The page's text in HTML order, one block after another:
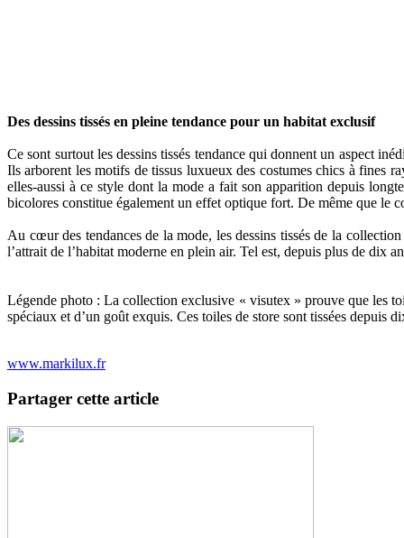
Des dessins tissés en pleine tendance pour un habitat exclusif
Ce sont surtout les dessins tissés tendance qui donnent un aspect
Ils arborent les motifs de tissus luxueux des costumes chics à fines
elles-aussi à ce style dont la mode a fait son apparition depuis
bicolores constitue également un effet optique fort. De même que le
Au cœur des tendances de la mode, les dessins tissés de la
l’attrait de l’habitat moderne en plein air. Tel est, depuis plus de dix
Légende photo : La collection exclusive « visutex » prouve que les
spéciaux et d’un goût exquis. Ces toiles de store sont tissées depuis
www.markilux.fr
Partager cette article